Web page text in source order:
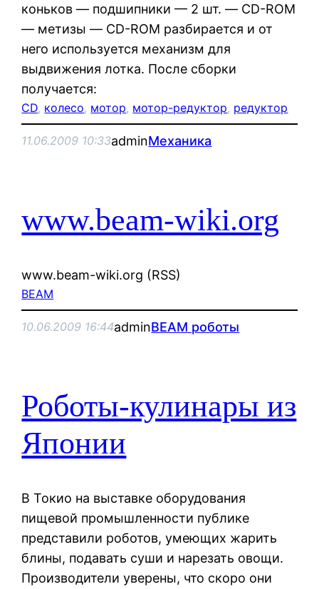
коньков — подшипники — 2 шт. — CD-ROM
— метизы — CD-ROM разбирается и от
него используется механизм для
выдвижения лотка. После сборки
получается:
CD, колесо, мотор, мотор-редуктор, редуктор
11.06.2009 10:33adminМеханика
www.beam-wiki.org
www.beam-wiki.org (RSS)
BEAM
10.06.2009 16:44adminBEAM роботы
Роботы-кулинары из
Японии
В Токио на выставке оборудования
пищевой промышленности публике
представили роботов, умеющих жарить
блины, подавать суши и нарезать овощи.
Производители уверены, что скоро они